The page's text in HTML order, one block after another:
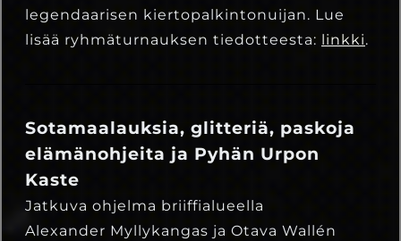
legendaarisen kiertopalkintonuijan. Lue
lisää ryhmäturnauksen tiedotteesta:
linkki.
Sotamaalauksia, glitteriä, paskoja
elämänohjeita ja Pyhän Urpon
Kaste
Jatkuva ohjelma briiffialueella
Alexander Myllykangas ja Otava Wallén